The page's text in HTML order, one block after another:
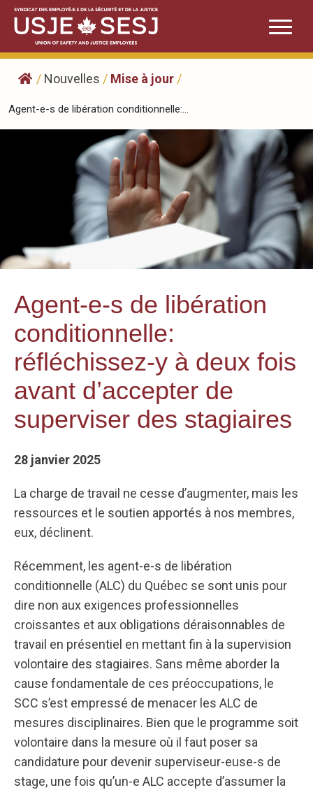
Skip
content
/ Nouvelles / Mise à jour /
Agent-e-s de libération conditionnelle:...
Agent-e-s de libération
conditionnelle:
réfléchissez-y à deux fois
avant d’accepter de
superviser des stagiaires
28 janvier 2025
La charge de travail ne cesse d’augmenter, mais les
ressources et le soutien apportés à nos membres,
eux, déclinent.
Récemment, les agent-e-s de libération
conditionnelle (ALC) du Québec se sont unis pour
dire non aux exigences professionnelles
croissantes et aux obligations déraisonnables de
travail en présentiel en mettant fin à la supervision
volontaire des stagiaires. Sans même aborder la
cause fondamentale de ces préoccupations, le
SCC s’est empressé de menacer les ALC de
mesures disciplinaires. Bien que le programme soit
volontaire dans la mesure où il faut poser sa
candidature pour devenir superviseur-euse-s de
stage, une fois qu’un-e ALC accepte d’assumer la